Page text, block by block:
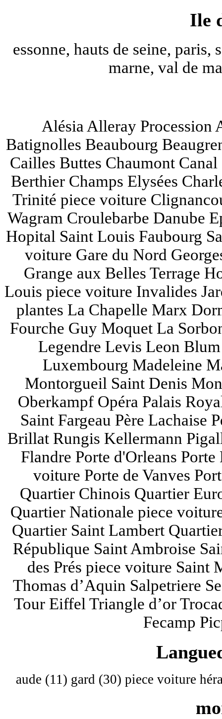
Ile
essonne, hauts de seine,
marne, val de
Alésia Alleray Procession
Batignolles Beaubourg
Cailles Buttes Chaumont
Berthier Champs Elysées
Trinité piece voiture
Wagram Croulebarbe Danube
Hopital Saint Louis Faubourg
voiture Gare du Nord
Grange aux Belles Terrage
Louis piece voiture Invalides
plantes La Chapelle Marx
Fourche Guy Moquet La
Legendre Levis Leon
Luxembourg Madeleine
Montorgueil Saint Denis
Oberkampf Opéra Palais
Saint Fargeau Père Lachaise
Brillat Rungis Kellermann
Flandre Porte d'Orleans
voiture Porte de Vanves
Quartier Chinois Quartier
Quartier Nationale piece
Quartier Saint Lambert
République Saint Ambroise
des Prés piece voiture Saint
Thomas d’Aquin Salpetriere
Tour Eiffel Triangle d’or
Fecamp
aude (11) gard (30) piece voiture